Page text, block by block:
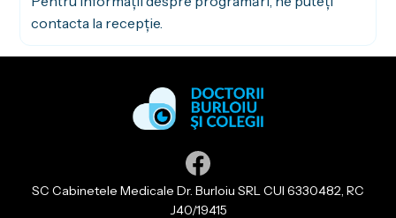
contacta la recepție.
Facebook
SC Cabinetele Medicale Dr. Burloiu SRL CUI 6330482, RC
J40/19415